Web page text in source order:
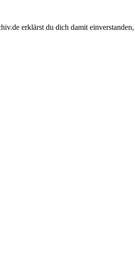
erklärst du dich damit